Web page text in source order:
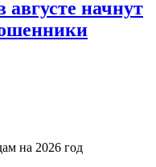
начнут
на 2026 год